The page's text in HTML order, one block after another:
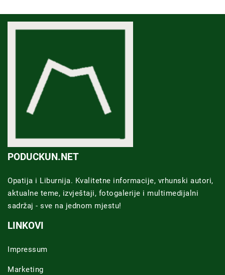
PODUCKUN.NET
Opatija i Liburnija. Kvalitetne informacije, vrhunski autori,
aktualne teme, izvještaji, fotogalerije i multimedijalni
sadržaj - sve na jednom mjestu!
LINKOVI
Impressum
Marketing